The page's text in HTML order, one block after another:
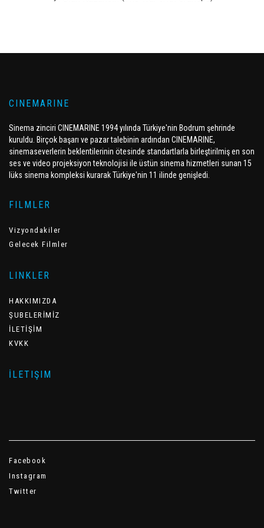
CINEMARINE
Sinema zinciri CINEMARINE 1994 yılında Türkiye'nin Bodrum şehrinde
kuruldu. Birçok başarı ve pazar talebinin ardından CINEMARINE,
sinemaseverlerin beklentilerinin ötesinde standartlarla birleştirilmiş en son
ses ve video projeksiyon teknolojisi ile üstün sinema hizmetleri sunan 15
lüks sinema kompleksi kurarak Türkiye'nin 11 ilinde genişledi.
FILMLER
Vizyondakiler
Gelecek Filmler
LINKLER
HAKKIMIZDA
ŞUBELERİMİZ
İLETİŞİM
KVKK
İLETIŞIM
Facebook
Instagram
Twitter